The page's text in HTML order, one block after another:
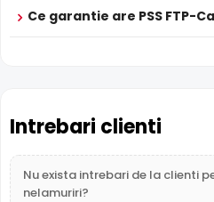
Ce garantie are PSS FTP-
Intrebari clienti
Nu exista intrebari de la clienti
nelamuriri?